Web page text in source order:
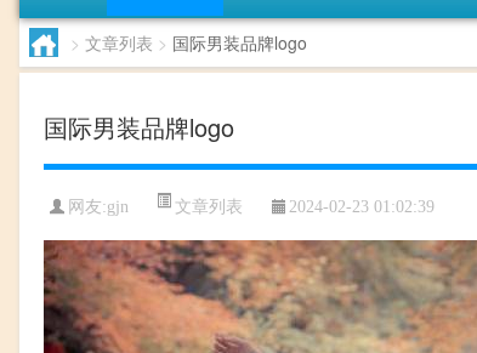
> 文章列表 > 国际男装品牌logo
国际男装品牌logo
网友:gjn 文章列表 2024-02-23 01:02:39